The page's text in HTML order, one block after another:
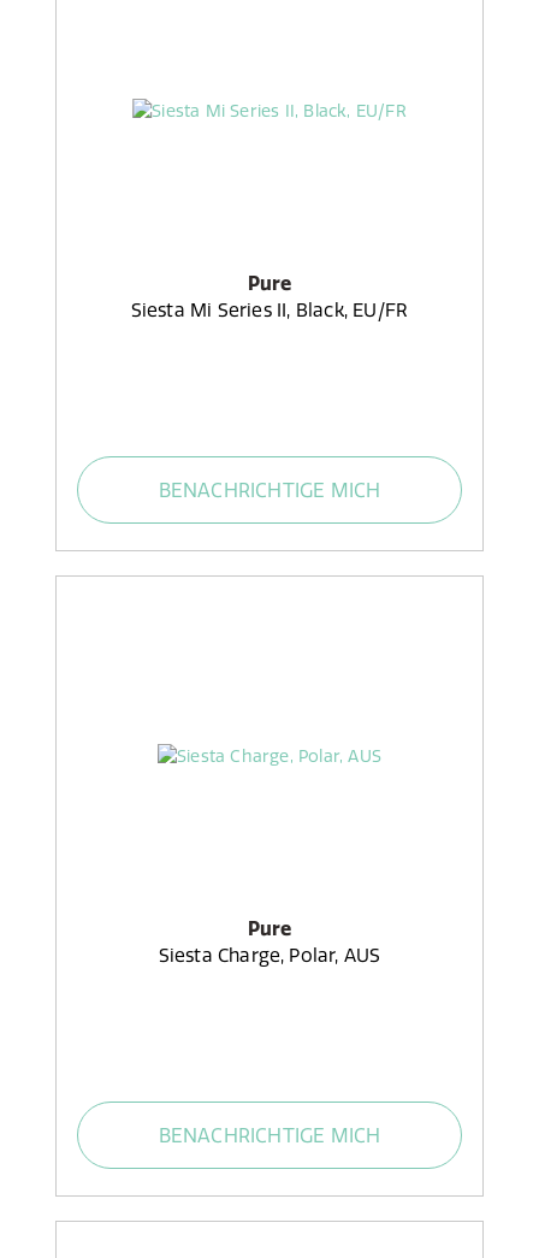
Pure
Siesta Mi Series II, Black, EU/FR
BENACHRICHTIGE MICH
Pure
Siesta Charge, Polar, AUS
BENACHRICHTIGE MICH